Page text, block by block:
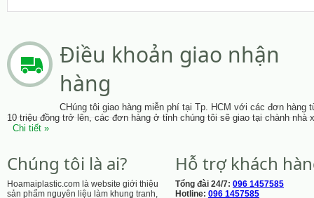
Điều khoản giao nhận
hàng
CHúng tôi giao hàng miễn phí tại Tp. HCM với các đơn hàng
10 triệu đồng trở lên, các đơn hàng ở tỉnh chúng tôi sẽ giao tại chành nhà
Chi tiết »
Chúng tôi là ai?
Hoamaiplastic.com là website giới thiệu
sản phẩm nguyên liệu làm khung tranh,
Hỗ trợ khách
Tổng đài 24/7: 096 1457585
Hotline: 096 1457585